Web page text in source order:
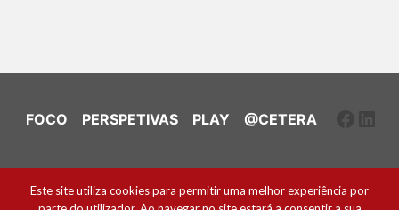
FOCO PERSPETIVAS PLAY @CETERA
Ficha Técnica e Estatuto Editorial
Este site utiliza cookies para permitir uma melhor experiência por